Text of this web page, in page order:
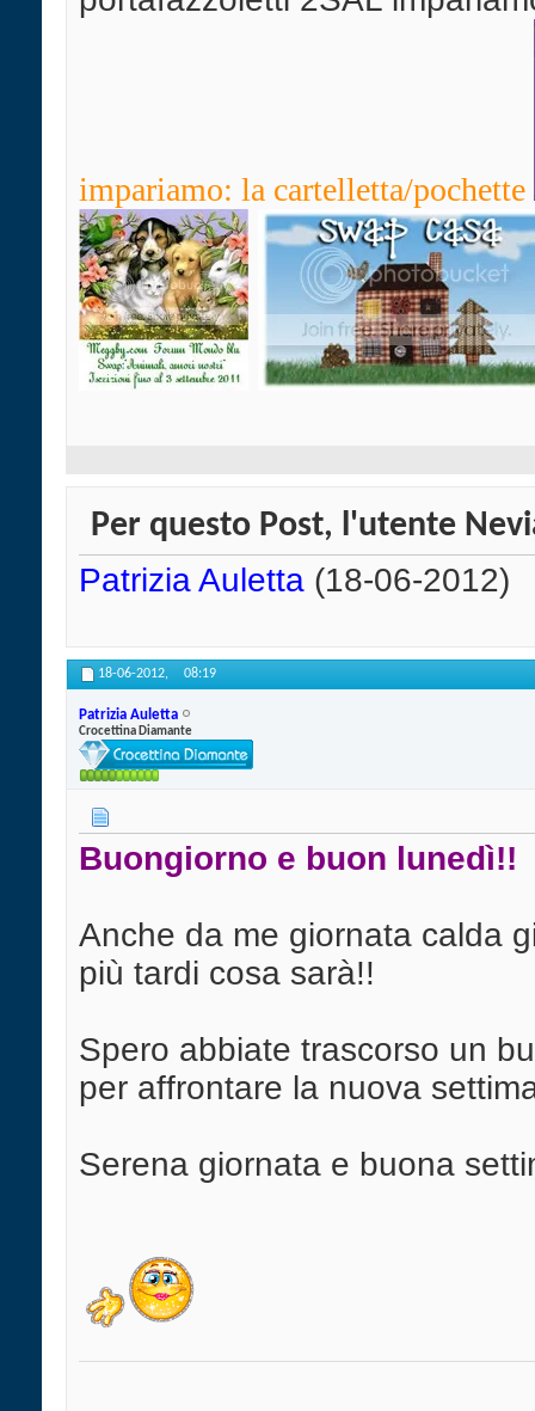
impariamo: la cartelletta/pochette
Per questo Post, l'utente
Patrizia Auletta (18-06-2012)
18-06-2012, 08:19
Patrizia Auletta
Crocettina Diamante
Buongiorno e buon lunedì!!
Anche da me giornata calda
più tardi cosa sarà!!
Spero abbiate trascorso un
per affrontare la nuova
Serena giornata e buona